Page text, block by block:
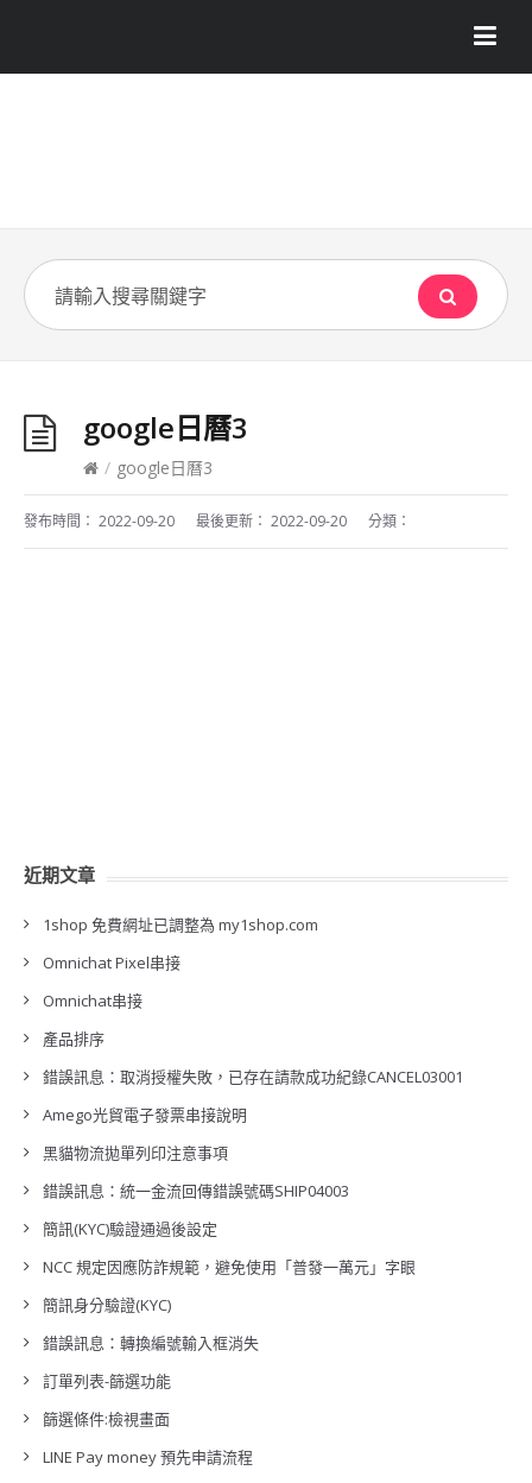
google日曆3
/ google日曆3
發布時間： 2022-09-20 最後更新： 2022-09-20 分類：
近期文章
1shop 免費網址已調整為 my1shop.com
Omnichat Pixel串接
Omnichat串接
產品排序
錯誤訊息：取消授權失敗，已存在請款成功紀錄CANCEL03001
Amego光貿電子發票串接說明
黑貓物流拋單列印注意事項
錯誤訊息：統一金流回傳錯誤號碼SHIP04003
簡訊(KYC)驗證通過後設定
NCC 規定因應防詐規範，避免使用「普發一萬元」字眼
簡訊身分驗證(KYC)
錯誤訊息：轉換編號輸入框消失
訂單列表-篩選功能
篩選條件:檢視畫面
LINE Pay money 預先申請流程